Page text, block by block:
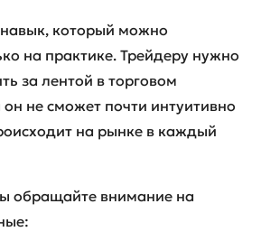
который можно
на практике. Трейдеру нужно
за лентой в торговом
не сможет почти интуитивно
на рынке в каждый
обращайте внимание на